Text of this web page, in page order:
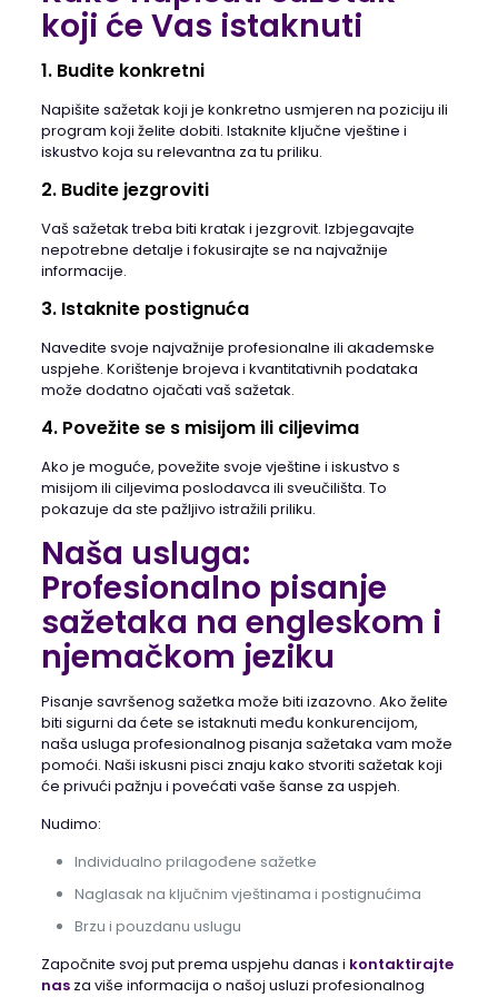
koji će Vas istaknuti
1. Budite konkretni
Napišite sažetak koji je konkretno usmjeren na poziciju ili
program koji želite dobiti. Istaknite ključne vještine i
iskustvo koja su relevantna za tu priliku.
2. Budite jezgroviti
Vaš sažetak treba biti kratak i jezgrovit. Izbjegavajte
nepotrebne detalje i fokusirajte se na najvažnije
informacije.
3. Istaknite postignuća
Navedite svoje najvažnije profesionalne ili akademske
uspjehe. Korištenje brojeva i kvantitativnih podataka
može dodatno ojačati vaš sažetak.
4. Povežite se s misijom ili ciljevima
Ako je moguće, povežite svoje vještine i iskustvo s
misijom ili ciljevima poslodavca ili sveučilišta. To
pokazuje da ste pažljivo istražili priliku.
Naša usluga:
Profesionalno pisanje
sažetaka na engleskom i
njemačkom jeziku
Pisanje savršenog sažetka može biti izazovno. Ako želite
biti sigurni da ćete se istaknuti među konkurencijom,
naša usluga profesionalnog pisanja sažetaka vam može
pomoći. Naši iskusni pisci znaju kako stvoriti sažetak koji
će privući pažnju i povećati vaše šanse za uspjeh.
Nudimo:
Individualno prilagođene sažetke
Naglasak na ključnim vještinama i postignućima
Brzu i pouzdanu uslugu
Započnite svoj put prema uspjehu danas i kontaktirajte
nas za više informacija o našoj usluzi profesionalnog